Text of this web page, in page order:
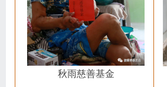
秋雨慈善基金